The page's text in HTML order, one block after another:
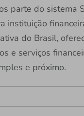
parte do sistema
instituição
do Brasil,
e serviços
e próximo.